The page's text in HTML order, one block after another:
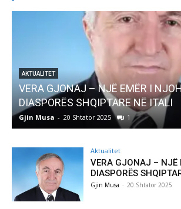
AKTUALITET
Pregaditi Gjin Musa-
Gjin Musa - 8 Shtator 2025
Aktualitet
VERA GJONAJ – NJË
DIASPORËS
Gjin Musa - 20 Shtator 2025